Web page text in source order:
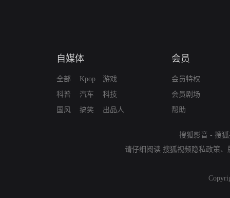
自媒体
全部
科普
国风
Kpop
汽车
搞笑
游戏
科技
出品人
会员
会员特权
会员剧场
帮助
搜狐影音 - 搜
请仔细阅读 搜狐视频隐私政策、